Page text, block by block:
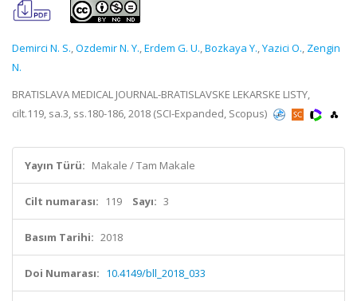
Demirci N. S.,Ozdemir N. Y.,Erdem G. U.,Bozkaya Y.,Yazici O., Zengin
N.
BRATISLAVA MEDICAL JOURNAL-BRATISLAVSKE LEKARSKE LISTY,
cilt.119, sa.3, ss.180-186, 2018 (SCI-Expanded, Scopus)
Yayın Türü: Makale / Tam Makale
Cilt numarası: 119 Sayı: 3
Basım Tarihi: 2018
Doi Numarası: 10.4149/bll_2018_033